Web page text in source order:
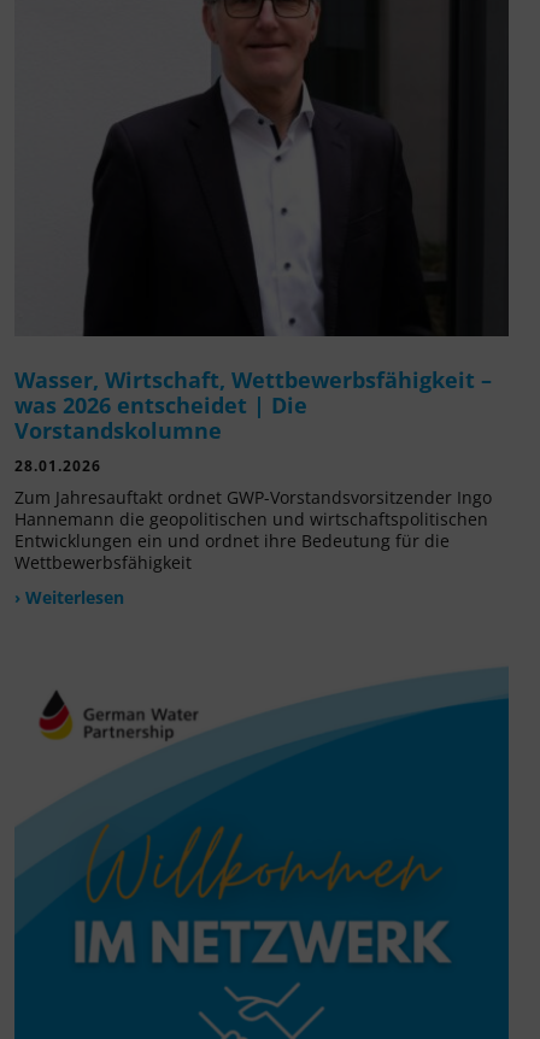
Wasser, Wirtschaft, Wettbewerbsfähigkeit –
was 2026 entscheidet | Die
Vorstandskolumne
28.01.2026
Zum Jahresauftakt ordnet GWP-Vorstandsvorsitzender Ingo
Hannemann die geopolitischen und wirtschaftspolitischen
Entwicklungen ein und ordnet ihre Bedeutung für die
Wettbewerbsfähigkeit
› Weiterlesen